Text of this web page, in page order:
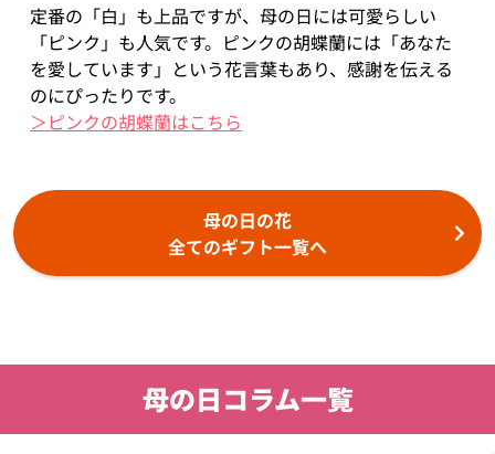
定番の「白」も上品ですが、母の日には可愛らしい
「ピンク」も人気です。ピンクの胡蝶蘭には「あなた
を愛しています」という花言葉もあり、感謝を伝える
のにぴったりです。
＞ピンクの胡蝶蘭はこちら
母の日の花
全てのギフト一覧へ
母の日コラム一覧